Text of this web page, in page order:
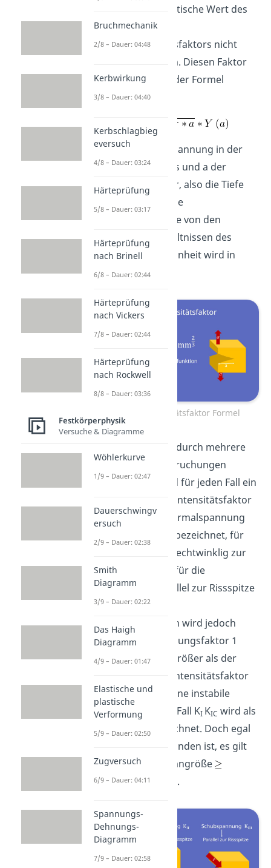
soll, dann darf der kritische Wert des
sogenannten
Spannungsintensitätsfaktors nicht
überschritten werden. Diesen Faktor
kannst du mit folgender Formel
beschreiben:
Sigma ist dabei die Spannung in der
Umgebung des Risses und a der
Rissgrößenparameter, also die Tiefe
des Risses. Y(a) ist eine
Korrekturfunktion, die von den
geometrischen Verhältnissen des
Risses abhängt. Die Einheit wird in
angegeben.
Spannungsintensitätsfaktor Formel
Da sich der Riss aber durch mehrere
verschiedene Beanspruchungen
ausbreiten kann, wird für jeden Fall ein
einzelner Spannungsintensitätsfaktor
berechnet. Für die Normalspannung
wird der Faktor als K bezeichnet, für
die Schubspannung rechtwinklig zur
Rissspitze als K
und für die
Schubspannung parallel zur Rissspitze
als K . Als schärfstes
Beurteilungskriterium wird jedoch
meistens der Rissöffnungsfaktor 1
betrachtet. Wenn K
größer als der
kritische Spannungsintensitätsfaktor
ist, dann erfolgt eine instabile
Rissausbreitung. Der Fall KI KIC wird als
Bruchzähigkeit bezeichnet. Doch egal
welcher Modus vorhanden ist, es gilt
immer Belastungskenngröße
Werkstoffkenngröße.
Bruchmechanik
2/8 – Dauer: 04:48
Kerbwirkung
3/8 – Dauer: 04:40
Kerbschlagbieg
eversuch
4/8 – Dauer: 03:24
Härteprüfung
5/8 – Dauer: 03:17
Härteprüfung
nach Brinell
6/8 – Dauer: 02:44
Härteprüfung
nach Vickers
7/8 – Dauer: 02:44
Härteprüfung
nach Rockwell
8/8 – Dauer: 03:36
Festkörperphysik
Versuche & Diagramme
Wöhlerkurve
1/9 – Dauer: 02:47
Dauerschwingv
ersuch
2/9 – Dauer: 02:38
Smith
Diagramm
3/9 – Dauer: 02:22
Das Haigh
Diagramm
4/9 – Dauer: 01:47
Elastische und
plastische
Verformung
5/9 – Dauer: 02:50
Zugversuch
6/9 – Dauer: 04:11
Spannungs-
Dehnungs-
Diagramm
7/9 – Dauer: 02:58